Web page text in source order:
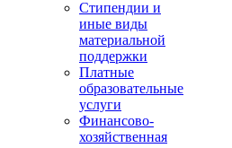
Стипендии и
иные виды
материальной
поддержки
Платные
образовательные
услуги
Финансово-
хозяйственная